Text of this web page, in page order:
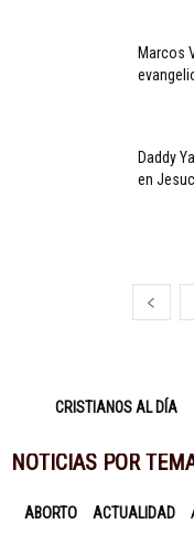
Marcos
Daddy
en
CRISTIANOS AL DÍA
NOTICIAS POR
ABORTO ACTUALIDAD